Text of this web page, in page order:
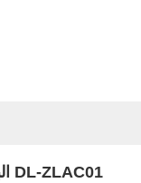
البند 6: جهاز تدريب مكيف الهواء المنفصل DL-ZLAC01